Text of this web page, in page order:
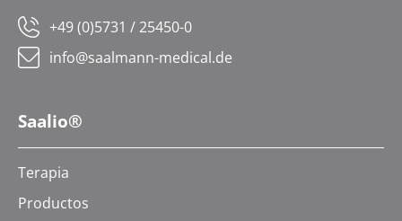
+49 (0)5731 / 25450-0
info@saalmann-medical.de
Saalio®
Terapia
Productos